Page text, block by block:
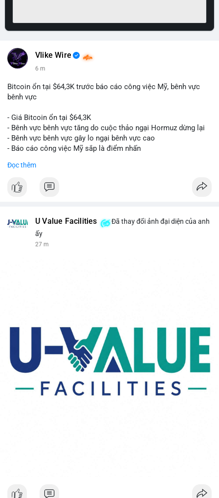
Vlike Wire
6 m
Bitcoin ổn tại $64,3K trước báo cáo công việc Mỹ, bênh vực
bênh vực
- Giá Bitcoin ổn tại $64,3K
- Bênh vực bênh vực tăng do cuộc thảo ngại Hormuz dừng lại
- Bênh vực bênh vực gây lo ngại bênh vực cao
- Báo cáo công việc Mỹ sắp là điểm nhấn
$btc#btc
#vlikevn #titanbot
Đọc thêm
U Value Facilities
Đã thay đổi ảnh đại diện của anh
ấy
27 m